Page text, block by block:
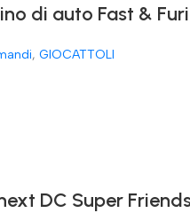
di auto Fast &
, GIOCATTOLI
DC Super